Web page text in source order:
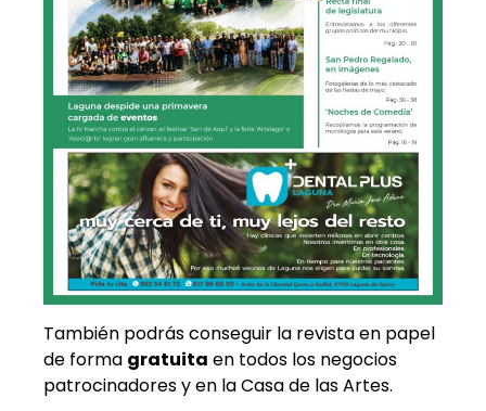
También podrás conseguir la revista en papel
de forma gratuita en todos los negocios
patrocinadores y en la Casa de las Artes.